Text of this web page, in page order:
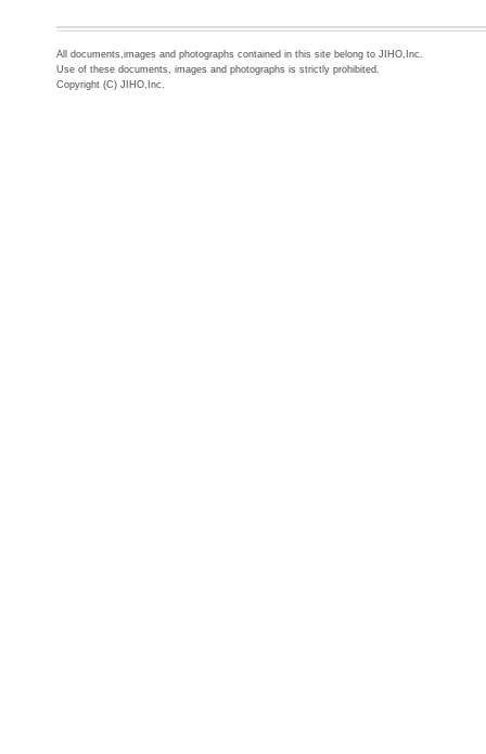
All documents,images and photographs contained in this site belong to JIHO,Inc.
Use of these documents, images and photographs is strictly prohibited.
Copyright (C) JIHO,Inc.